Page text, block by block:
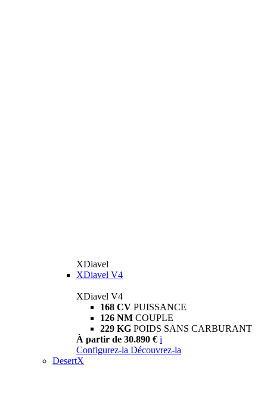
XDiavel
XDiavel V4
XDiavel V4
168 CV PUISSANCE
126 NM COUPLE
229 KG POIDS SANS CARBURANT
À partir de 30.890 € i
Configurez-la Découvrez-la
DesertX